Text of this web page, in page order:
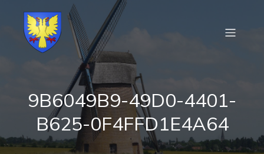
9B6049B9-49D0-4401-
B625-0F4FFD1E4A64